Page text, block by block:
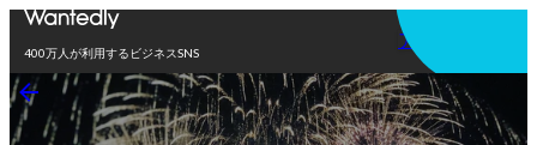
400万人が利用するビジネスSNS
アプリを使う